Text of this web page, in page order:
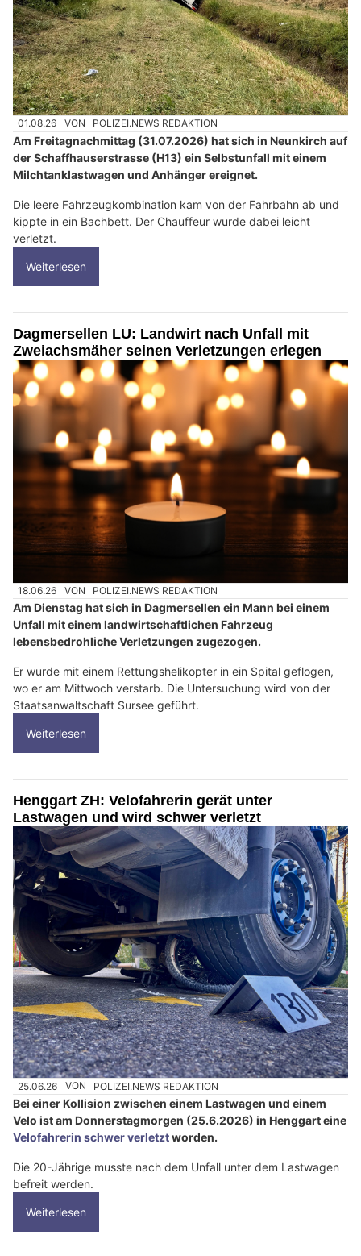
01.08.26 VON POLIZEI.NEWS REDAKTION
Am Freitagnachmittag (31.07.2026) hat sich in Neunkirch auf
der Schaffhauserstrasse (H13) ein Selbstunfall mit einem
Milchtanklastwagen und Anhänger ereignet.
Die leere Fahrzeugkombination kam von der Fahrbahn ab und
kippte in ein Bachbett. Der Chauffeur wurde dabei leicht
verletzt.
Weiterlesen
Dagmersellen LU: Landwirt nach Unfall mit
Zweiachsmäher seinen Verletzungen erlegen
18.06.26 VON POLIZEI.NEWS REDAKTION
Am Dienstag hat sich in Dagmersellen ein Mann bei einem
Unfall mit einem landwirtschaftlichen Fahrzeug
lebensbedrohliche Verletzungen zugezogen.
Er wurde mit einem Rettungshelikopter in ein Spital geflogen,
wo er am Mittwoch verstarb. Die Untersuchung wird von der
Staatsanwaltschaft Sursee geführt.
Weiterlesen
Henggart ZH: Velofahrerin gerät unter
Lastwagen und wird schwer verletzt
25.06.26 VON POLIZEI.NEWS REDAKTION
Bei einer Kollision zwischen einem Lastwagen und einem
Velo ist am Donnerstagmorgen (25.6.2026) in Henggart eine
Velofahrerin schwer verletztworden.
Die 20-Jährige musste nach dem Unfall unter dem Lastwagen
befreit werden.
Weiterlesen